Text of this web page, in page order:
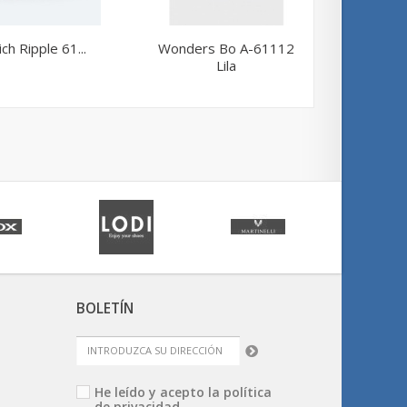
Ripple 61...
Wonders Bo A-61112
Lila
BOLETÍN
He leído y acepto la política